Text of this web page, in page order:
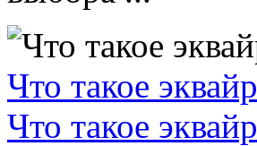
Что такое
Что такое